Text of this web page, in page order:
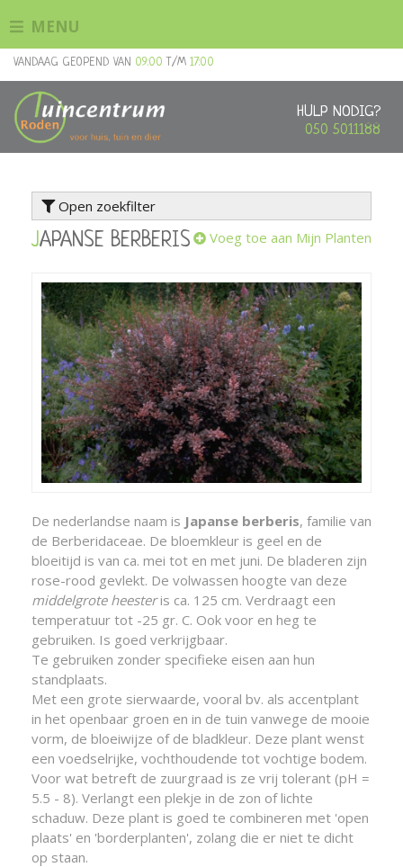
n
HULP NODIG?
050 5011188
VANDAAG GEOPEND VAN 09:00 T/M 17:00
MENU
Open zoekfilter
JAPANSE BERBERIS Voeg toe aan Mijn Planten
De nederlandse naam is Japanse berberis, familie van
de Berberidaceae. De bloemkleur is geel en de
bloeitijd is van ca. mei tot en met juni. De bladeren zijn
rose-rood gevlekt. De volwassen hoogte van deze
middelgrote heesteris ca. 125 cm. Verdraagt een
temperatuur tot -25 gr. C. Ook voor en heg te
gebruiken. Is goed verkrijgbaar.
Te gebruiken zonder specifieke eisen aan hun
standplaats.
Met een grote sierwaarde, vooral bv. als accentplant
in het openbaar groen en in de tuin vanwege de mooie
vorm, de bloeiwijze of de bladkleur. Deze plant wenst
een voedselrijke, vochthoudende tot vochtige bodem.
Voor wat betreft de zuurgraad is ze vrij tolerant (pH =
5.5 - 8). Verlangt een plekje in de zon of lichte
schaduw. Deze plant is goed te combineren met 'open
plaats' en 'borderplanten', zolang die er niet te dicht
op staan.